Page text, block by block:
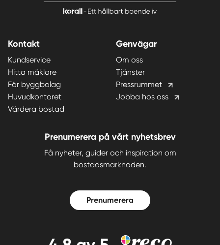
Kontakt
Kundservice
Hitta mäklare
För byggbolag
Huvudkontoret
Värdera bostad
Genvägar
Om oss
Tjänster
Pressrummet
Jobba hos oss
Prenumerera på vårt nyhetsbrev
Få nyheter, guider och inspiration om
bostadsmarknaden.
Prenumerera